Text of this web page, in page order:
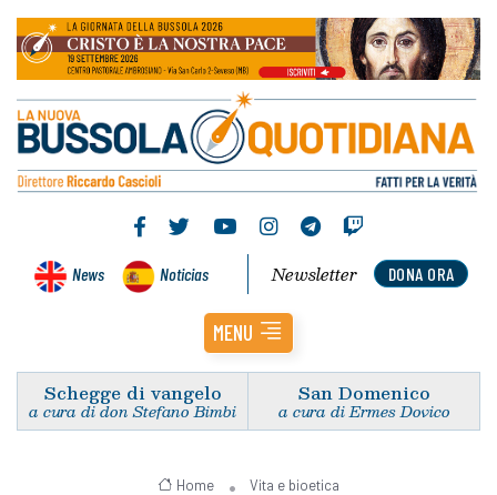
News Noticias DONA ORA
Newsletter
MENU
Schegge di vangelo
a cura di don Stefano Bimbi
San Domenico
a cura di Ermes Dovico
Home Vita e bioetica